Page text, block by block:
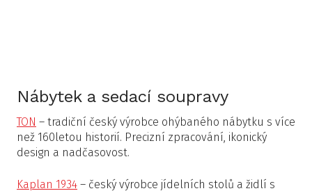
Nábytek a sedací soupravy
TON – tradiční český výrobce ohýbaného nábytku s více
než 160letou historií. Precizní zpracování, ikonický
design a nadčasovost.
Kaplan 1934 – český výrobce jídelních stolů a židlí s